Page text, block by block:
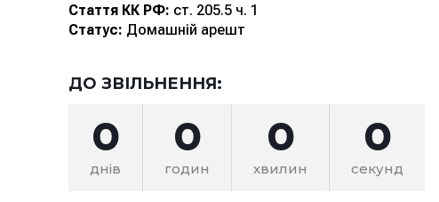
Стаття КК РФ: ст. 205.5 ч. 1
Статус: Домашній арешт
ДО ЗВІЛЬНЕННЯ:
0
днів
0
годин
0
хвилин
0
секунд